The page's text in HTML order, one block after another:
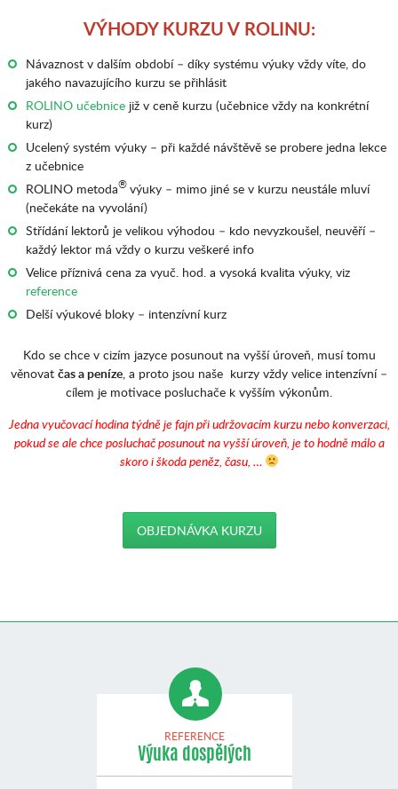
VÝHODY KURZU V ROLINU:
Návaznost v dalším období – díky systému výuky vždy víte, do
jakého navazujícího kurzu se přihlásit
ROLINO učebnicejiž v ceně kurzu (učebnice vždy na konkrétní
kurz)
Ucelený systém výuky – při každé návštěvě se probere jedna lekce
z učebnice
ROLINO metoda®výuky – mimo jiné se v kurzu neustále mluví
(nečekáte na vyvolání)
Střídání lektorů je velikou výhodou – kdo nevyzkoušel, neuvěří –
každý lektor má vždy o kurzu veškeré info
Velice příznivá cena za vyuč. hod. a vysoká kvalita výuky, viz
reference
Delší výukové bloky – intenzívní kurz
Kdo se chce v cizím jazyce posunout na vyšší úroveň, musí tomu
věnovat čas a peníze, a proto jsou naše kurzy vždy velice intenzívní –
cílem je motivace posluchače k vyšším výkonům.
Jedna vyučovací hodina týdně je fajn při udržovacím kurzu nebo konverzaci,
pokud se ale chce posluchač posunout na vyšší úroveň, je to hodně málo a
skoro i škoda peněz, času, …
OBJEDNÁVKA KURZU
REFERENCE
Výuka dospělých